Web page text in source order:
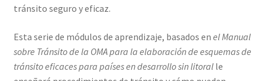
tránsito seguro y eficaz.
Esta serie de módulos de aprendizaje, basados en el Manual
sobre Tránsito de la OMA para la elaboración de esquemas de
tránsito eficaces para países en desarrollo sin litoralle